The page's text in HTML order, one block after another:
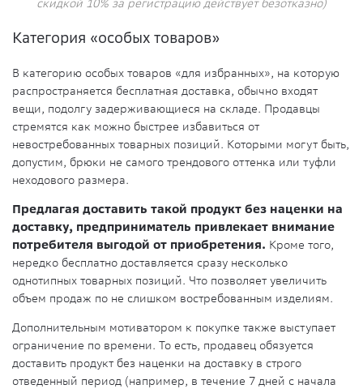
скидкой 10% за регистрацию действует безотказно)
Категория «особых товаров»
В категорию особых товаров «для избранных», на которую
распространяется бесплатная доставка, обычно входят
вещи, подолгу задерживающиеся на складе. Продавцы
стремятся как можно быстрее избавиться от
невостребованных товарных позиций. Которыми могут быть,
допустим, брюки не самого трендового оттенка или туфли
неходового размера.
Предлагая доставить такой продукт без наценки на
доставку, предприниматель привлекает внимание
потребителя выгодой от приобретения. Кроме того,
нередко бесплатно доставляется сразу несколько
однотипных товарных позиций. Что позволяет увеличить
объем продаж по не слишком востребованным изделиям.
Дополнительным мотиватором к покупке также выступает
ограничение по времени. То есть, продавец обязуется
доставить продукт без наценки на доставку в строго
отведенный период (например, в течение 7 дней с начала